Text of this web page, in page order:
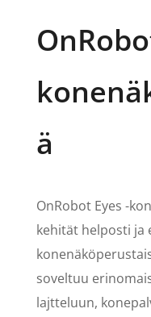
ä
OnRobot Eyes -
kehität helposti ja
soveltuu
lajtteluun,